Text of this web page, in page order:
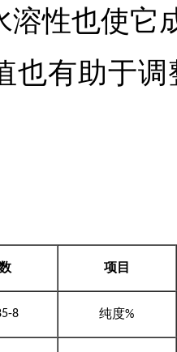
溶性也使它
也有助于
项目
8 纯度%